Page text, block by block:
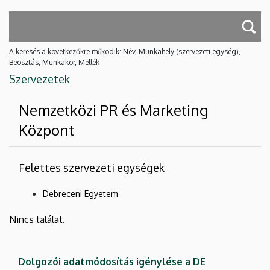
A keresés a következőkre működik: Név, Munkahely (szervezeti egység),
Beosztás, Munkakör, Mellék
Szervezetek
Nemzetközi PR és Marketing
Központ
Felettes szervezeti egységek
Debreceni Egyetem
Nincs találat.
Dolgozói adatmódosítás igénylése a DE